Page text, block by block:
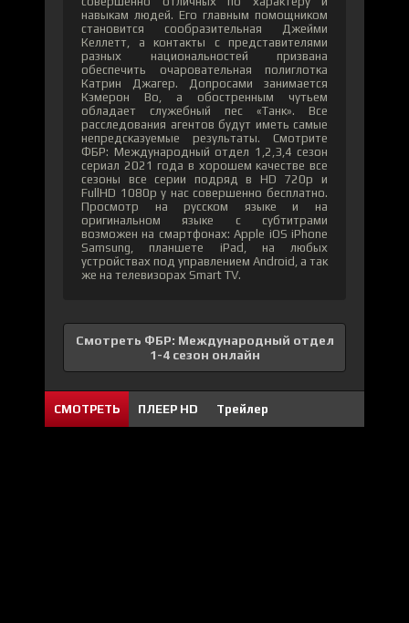
навыкам людей. Его главным помощником
становится сообразительная Джейми
Келлетт, а контакты с представителями
разных национальностей призвана
обеспечить очаровательная полиглотка
Катрин Джагер. Допросами занимается
Кэмерон Во, а обостренным чутьем
обладает служебный пес «Танк». Все
расследования агентов будут иметь самые
непредсказуемые результаты. Смотрите
ФБР: Международный отдел 1,2,3,4 сезон
сериал 2021 года в хорошем качестве все
сезоны все серии подряд в HD 720p и
FullHD 1080p у нас совершенно бесплатно.
Просмотр на русском языке и на
оригинальном языке с субтитрами
возможен на смартфонах: Apple iOS iPhone
Samsung, планшете iPad, на любых
устройствах под управлением Android, а так
же на телевизорах Smart TV.
Смотреть ФБР: Международный отдел
1-4 сезон онлайн
СМОТРЕТЬ ПЛЕЕР HD Трейлер